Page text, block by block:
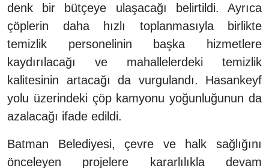
denk bir bütçeye ulaşacağı belirtildi. Ayrıca
çöplerin daha hızlı toplanmasıyla birlikte
temizlik personelinin başka hizmetlere
kaydırılacağı ve mahallelerdeki temizlik
kalitesinin artacağı da vurgulandı. Hasankeyf
yolu üzerindeki çöp kamyonu yoğunluğunun da
azalacağı ifade edildi.
Batman Belediyesi, çevre ve halk sağlığını
önceleyen projelere kararlılıkla devam